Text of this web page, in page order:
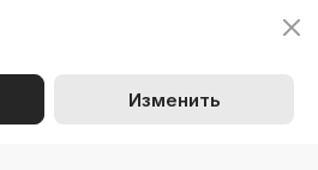
Изменить